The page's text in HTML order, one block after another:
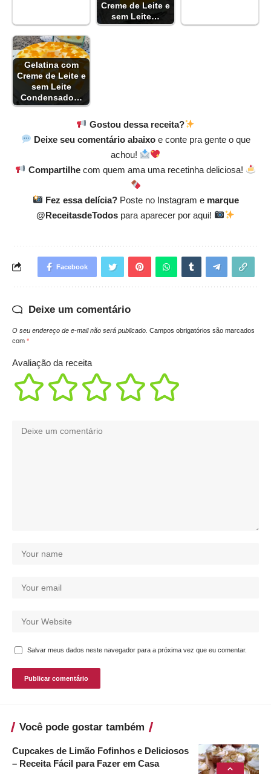
Creme de Leite e
sem Leite…
Gelatina com
Creme de Leite e
sem Leite
Condensado…
Gostou dessa receita?
Deixe seu comentário abaixoe conte pra gente o que
achou!
Compartilhecom quem ama uma recetinha deliciosa!
Fez essa delícia?Poste no Instagram e marque
@ReceitasdeTodospara aparecer por aqui!
Facebook
Deixe um comentário
O seu endereço de e-mail não será publicado. Campos obrigatórios são marcados
com *
Avaliação da receita
Salvar meus dados neste navegador para a próxima vez que eu comentar.
Você pode gostar também
Cupcakes de Limão Fofinhos e Deliciosos
– Receita Fácil para Fazer em Casa